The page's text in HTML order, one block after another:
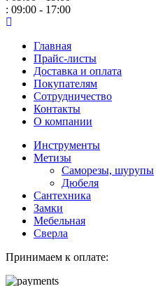
: 09:00 - 17:00
Главная
Прайс-листы
Доставка и оплата
Покупателям
Сотрудничество
Контакты
О компании
Инструменты
Метизы
Саморезы, шурупы
Дюбеля
Сантехника
Замки
Мебельная
Сверла
Принимаем к оплате: